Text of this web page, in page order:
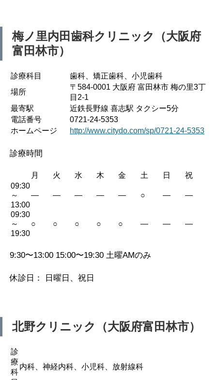
梅ノ里内田歯科クリニック（大阪府
富田林市）
診療科目
歯科、矯正歯科、小児歯科
場所
〒584-0001 大阪府 富田林市 梅の里3丁
目2-1
最寄駅
近鉄長野線 喜志駅 タクシー5分
電話番号
0721-24-5353
ホームページ
http://www.citydo.com/sp/0721-24-5353
診療時間
月 火 水 木 金 土 日
祝
09:30
～
13:00
— — — — — ○ — —
09:30
～
19:30
○ ○ ○ ○ ○ — — —
9:30〜13:00 15:00〜19:30 土曜AMのみ
休診日： 日曜日、祝日
北野クリニック（大阪府富田林市）
診
療
科
内科、神経内科、小児科、放射線科